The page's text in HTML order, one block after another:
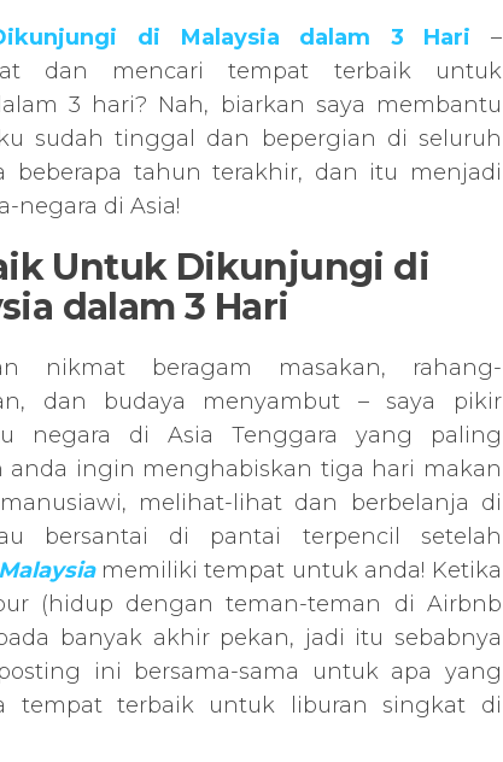
di Malaysia dalam 3 Hari –
dan mencari tempat terbaik untuk
3 hari? Nah, biarkan saya membantu
sudah tinggal dan bepergian di seluruh
beberapa tahun terakhir, dan itu menjadi
negara di Asia!
Untuk Dikunjungi di
dalam 3 Hari
nikmat beragam masakan, rahang-
dan budaya menyambut – saya pikir
negara di Asia Tenggara yang paling
anda ingin menghabiskan tiga hari makan
melihat-lihat dan berbelanja di
bersantai di pantai terpencil setelah
Malaysia memiliki tempat untuk anda! Ketika
(hidup dengan teman-teman di Airbnb
banyak akhir pekan, jadi itu sebabnya
ini bersama-sama untuk apa yang
tempat terbaik untuk liburan singkat di